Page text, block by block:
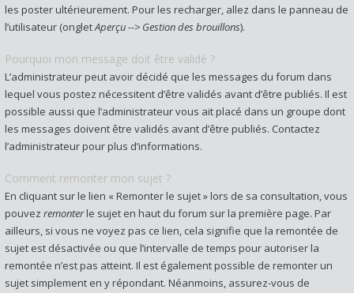
les poster ultérieurement. Pour les recharger, allez dans le panneau de
l’utilisateur (ongletAperçu --> Gestion des brouillons).
Pourquoi mon message doit être validé ?
L’administrateur peut avoir décidé que les messages du forum dans
lequel vous postez nécessitent d’être validés avant d’être publiés. Il est
possible aussi que l’administrateur vous ait placé dans un groupe dont
les messages doivent être validés avant d’être publiés. Contactez
l’administrateur pour plus d’informations.
Comment remonter mon sujet ?
En cliquant sur le lien « Remonter le sujet » lors de sa consultation, vous
pouvez remonterle sujet en haut du forum sur la première page. Par
ailleurs, si vous ne voyez pas ce lien, cela signifie que la remontée de
sujet est désactivée ou que l’intervalle de temps pour autoriser la
remontée n’est pas atteint. Il est également possible de remonter un
sujet simplement en y répondant. Néanmoins, assurez-vous de